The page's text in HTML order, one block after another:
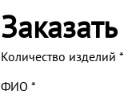
Заказать
Количество изделий *
ФИО *